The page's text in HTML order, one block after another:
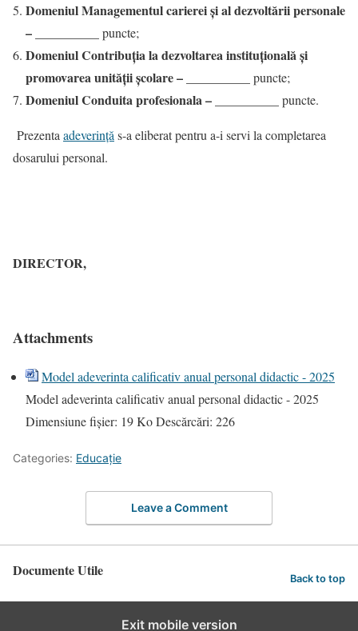
Domeniul Managementul carierei şi al dezvoltării personale
–
__________ puncte;
Domeniul Contribuţia la dezvoltarea instituţională şi
promovarea unităţii şcolare– __________ puncte;
Domeniul Conduita profesionala– __________ puncte.
Prezentaadeverințăs-a eliberat pentru a-i servi la completarea
dosarului personal.
DIRECTOR,
Attachments
Model adeverinta calificativ anual personal didactic - 2025
Model adeverinta calificativ anual personal didactic - 2025
Dimensiune fișier: 19 KoDescărcări: 226
Categories: Educație
Leave a Comment
Documente Utile Back to top
Exit mobile version